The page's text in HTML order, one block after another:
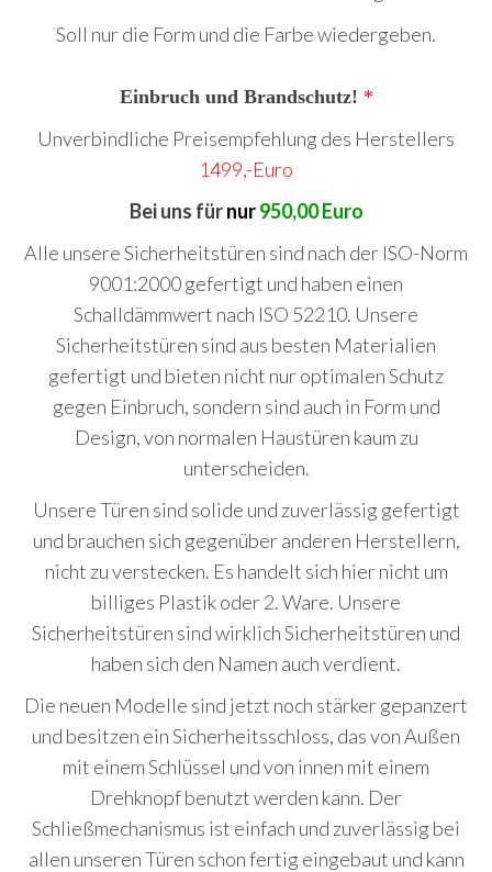
Soll nur die Form und die Farbe wiedergeben.
Einbruch und Brandschutz! *
Unverbindliche Preisempfehlung des Herstellers
1499,-Euro
Bei uns fürnur950,00 Euro
Alle unsere Sicherheitstüren sind nach der ISO-Norm
9001:2000 gefertigt und haben einen
Schalldämmwert nach ISO 52210. Unsere
Sicherheitstüren sind aus besten Materialien
gefertigt und bieten nicht nur optimalen Schutz
gegen Einbruch, sondern sind auch in Form und
Design, von normalen Haustüren kaum zu
unterscheiden.
Unsere Türen sind solide und zuverlässig gefertigt
und brauchen sich gegenüber anderen Herstellern,
nicht zu verstecken. Es handelt sich hier nicht um
billiges Plastik oder 2. Ware. Unsere
Sicherheitstüren sind wirklich Sicherheitstüren und
haben sich den Namen auch verdient.
Die neuen Modelle sind jetzt noch stärker gepanzert
und besitzen ein Sicherheitsschloss, das von Außen
mit einem Schlüssel und von innen mit einem
Drehknopf benutzt werden kann. Der
Schließmechanismus ist einfach und zuverlässig bei
allen unseren Türen schon fertig eingebaut und kann